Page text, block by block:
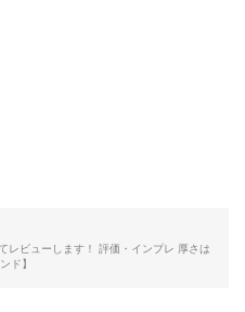
レビューします！ 評価・インプレ 厚さは
ド】